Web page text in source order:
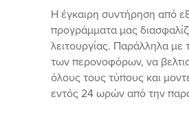
Η έγκαιρη συντήρηση από
προγράμματα μας
λειτουργίας. Παράλληλα
των περονοφόρων, να
όλους τους τύπους και
εντός 24 ωρών από την